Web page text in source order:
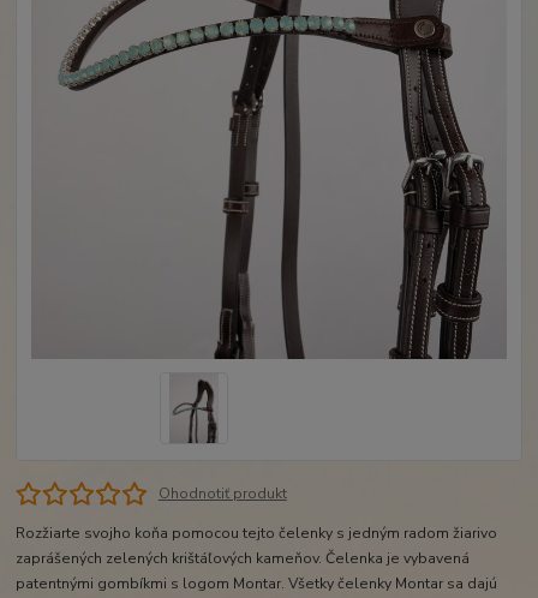
Ohodnotiť produkt
Rozžiarte svojho koňa pomocou tejto čelenky s jedným radom žiarivo
zaprášených zelených krištáľových kameňov. Čelenka je vybavená
patentnými gombíkmi s logom Montar. Všetky čelenky Montar sa dajú